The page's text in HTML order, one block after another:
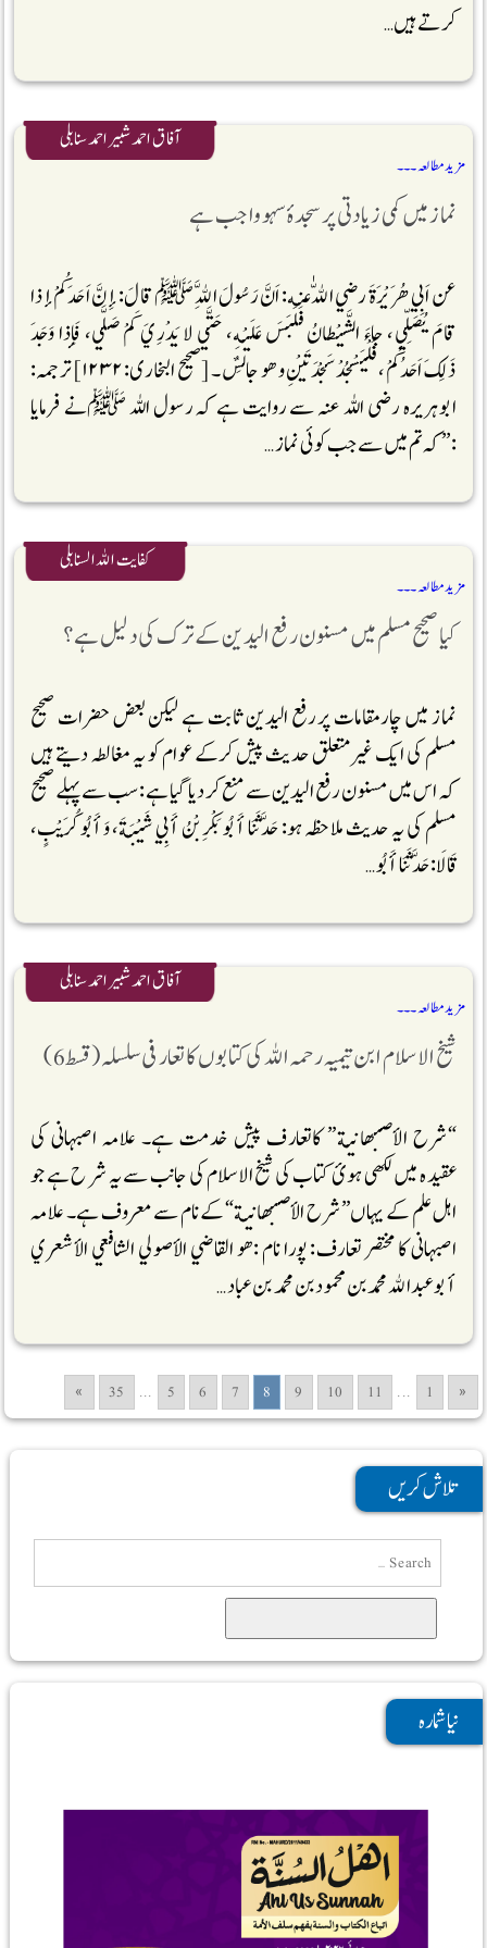
کرتے ہیں …
آفاق احمد شبیر احمد سنابلی
نماز میں کمی زیادتی پر سجدۂ سہو واجب ہے
عن اَبِي هُرَيْرَةَ رضي اللّٰه عنه: اَنَّ رَسُولَ اللَّهِ ﷺ قالَ: إِنَّ اَحَدَكُمْ إذا
قامَ يُصَلِّي، جاءَ الشَّيْطانُ فَلَبَسَ عَلَيْهِ، حَتَّي لا يَدْرِيَ كَمْ صَلَّي، فَإِذا وَجَدَ
ذَلِكَ اَحَدُكُمْ، فَلْيَسْجُدْ سَجْدَتَيْنِ وهو جالِسٌ۔ [صحیح البخاری:۱۲۳۲] ترجمہ:
ابوہریرہ رضی اللہ عنہ سے روایت ہے کہ رسول اللہ ﷺنے فرمایا
:’’کہ تم میں سے جب کوئی نماز …
مزید مطالعہ ۔۔۔
کفایت اللہ السنابلی
کیا صحیح مسلم میں مسنون رفع الیدین کے ترک کی دلیل ہے؟
نماز میں چارمقامات پررفع الیدین ثابت ہے لیکن بعض حضرات صحیح
مسلم کی ایک غیرمتعلق حدیث پیش کرکے عوام کو یہ مغالطہ دیتے ہیں
کہ اس میں مسنون رفع الیدین سے منع کردیا گیا ہے: سب سے پہلے صحیح
مسلم کی یہ حدیث ملاحظہ ہو: حَدَّثَنَا أَبُو بَكْرِ بْنُ أَبِي شَيْبَةَ، وَأَبُو كُرَيْبٍ،
قَالَا:حَدَّثَنَا أَبُو …
مزید مطالعہ ۔۔۔
آفاق احمد شبیر احمد سنابلی
شیخ الاسلام ابن تیمیہ رحمہ اللہ کی کتابوں کا تعارفی سلسلہ (قسط 6)
“شرح الأصبهانية” کاتعارف پیش خدمت ہے۔ علامہ اصبہانی کی
عقیدہ میں لکھی ہوئ کتاب کی شیخ الاسلام کی جانب سے یہ شر ح ہے جو
اہل علم کے یہاں”شرح الأصبهانية“کے نام سے معروف ہے۔ علامہ
اصبہانی کا مختصر تعارف: پورا نام :هو القاضي الأصولي الشافعي الأشعري
أبو عبد الله محمد بن محمود بن محمد بن عباد …
مزید مطالعہ ۔۔۔
«
1
...
5 6 7 8 9 10 11
...
35
»
تلاش کریں
نیا شمارہ